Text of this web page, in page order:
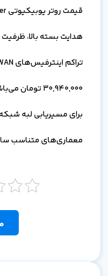
تراکم اینترفیس‌های 4xGbE LAN / 1xGbE WAN در وینو سرور،
30,940,000تومان
برای مسیریابی لبه شبکه
معماری‌های متناسب